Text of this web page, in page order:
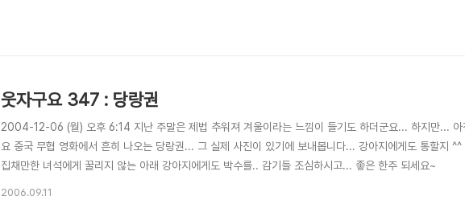
웃자구요 347 : 당랑권
2004-12-06 (월) 오후 6:14 지난 주말은 제법 추워져 겨울이라는 느낌이 들기도 하더군요... 하지만... 아
요 중국 무협 영화에서 흔히 나오는 당랑권... 그 실제 사진이 있기에 보내봅니다... 강아지에게도 통할지
집채만한 녀석에게 꿀리지 않는 아래 강아지에게도 박수를.. 감기들 조심하시고... 좋은 한주 되세요~
2006.09.11